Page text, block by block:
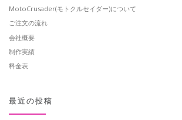
MotoCrusader(モトクルセイダー)について
ご注文の流れ
会社概要
制作実績
料金表
最近の投稿